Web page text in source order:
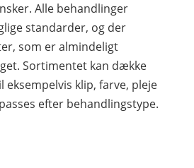
Alle behandlinger
standarder, og der
som er almindeligt
Sortimentet kan dække
klip, farve, pleje
efter behandlingstype.